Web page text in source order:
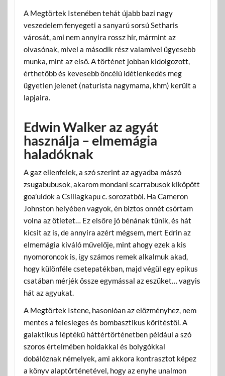
A Megtörtek Istenében tehát újabb bazi nagy
veszedelem fenyegeti a sanyarú sorsú Setharis
városát, ami nem annyira rossz hír, mármint az
olvasónak, mivel a második rész valamivel ügyesebb
munka, mint az első. A történet jobban kidolgozott,
érthetőbb és kevesebb öncélú idétlenkedés meg
ügyetlen jelenet (naturista nagymama, khm) került a
lapjaira.
Edwin Walker az agyát
használja – elmemágia
haladóknak
A gaz ellenfelek, a szó szerint az agyadba mászó
zsugabubusok, akarom mondani scarrabusok kiköpött
goa’uldok a Csillagkapu c. sorozatból. Ha Cameron
Johnston helyében vagyok, én biztos onnét csórtam
volna az ötletet… Ez elsőre jó bénának tűnik, és hát
kicsit az is, de annyira azért mégsem, mert Edrin az
elmemágia kiváló művelője, mint ahogy ezek a kis
nyomoroncok is, így számos remek alkalmuk akad,
hogy különféle csetepatékban, majd végül egy epikus
csatában mérjék össze egymással az eszüket… vagyis
hát az agyukat.
A Megtörtek Istene, hasonlóan az előzményhez, nem
mentes a felesleges és bombasztikus körítéstől. A
galaktikus léptékű háttértörténetben például a szó
szoros értelmében holdakkal és bolygókkal
dobálóznak némelyek, ami akkora kontrasztot képez
a könyv alaptörténetével, hogy az enyhe unalmon